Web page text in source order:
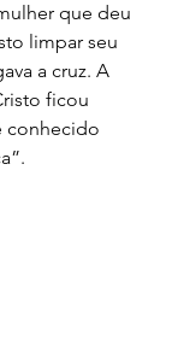
que deu
limpar seu
a cruz. A
ficou
conhecido